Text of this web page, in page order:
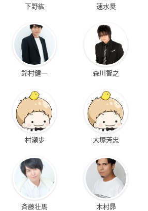
下野紘 速水奨
鈴村健一 森川智之
村瀬歩 大塚芳忠
斉藤壮馬 木村昴